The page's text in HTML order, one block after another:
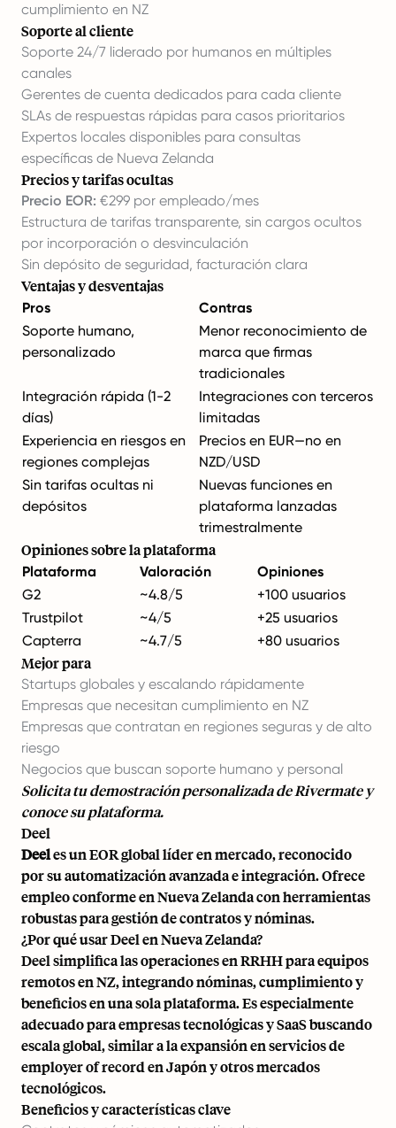
cumplimiento en NZ
Soporte al cliente
Soporte 24/7 liderado por humanos en múltiples
canales
Gerentes de cuenta dedicados para cada cliente
SLAs de respuestas rápidas para casos prioritarios
Expertos locales disponibles para consultas
específicas de Nueva Zelanda
Precios y tarifas ocultas
Precio EOR: €299 por empleado/mes
Estructura de tarifas transparente, sin cargos ocultos
por incorporación o desvinculación
Sin depósito de seguridad, facturación clara
Ventajas y desventajas
Pros
Contras
Soporte humano,
personalizado
Menor reconocimiento de
marca que firmas
tradicionales
Integración rápida (1-2
días)
Integraciones con terceros
limitadas
Experiencia en riesgos en
regiones complejas
Precios en EUR—no en
NZD/USD
Sin tarifas ocultas ni
depósitos
Nuevas funciones en
plataforma lanzadas
trimestralmente
Opiniones sobre la plataforma
Plataforma Valoración
Opiniones
G2
~4.8/5
+100 usuarios
Trustpilot
~4/5
+25 usuarios
Capterra
~4.7/5 +80 usuarios
Mejor para
Startups globales y escalando rápidamente
Empresas que necesitan cumplimiento en NZ
Empresas que contratan en regiones seguras y de alto
riesgo
Negocios que buscan soporte humano y personal
Solicita tu demostración personalizada de Rivermate y
conoce su plataforma.
Deel
Deeles un EOR global líder en mercado, reconocido
por su automatización avanzada e integración. Ofrece
empleo conforme en Nueva Zelanda con herramientas
robustas para gestión de contratos y nóminas.
¿Por qué usar Deel en Nueva Zelanda?
Deel simplifica las operaciones en RRHH para equipos
remotos en NZ, integrando nóminas, cumplimiento y
beneficios en una sola plataforma. Es especialmente
adecuado para empresas tecnológicas y SaaS buscando
escala global, similar a la expansión en servicios de
employer of record en Japón y otros mercados
tecnológicos.
Beneficios y características clave